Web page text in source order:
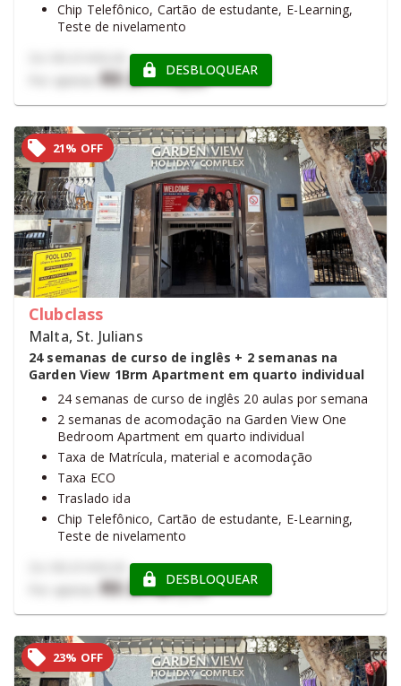
Chip Telefônico, Cartão de estudante, E-Learning,
Teste de nivelamento
Conclusão Oxford e Prática online Oxford - E-
learningR$ 21.714,33DESBLOQUEAR
21% OFF
Clubclass
Malta, St. Julians
24 semanas de curso de inglês + 2 semanas na
Garden View 1Brm Apartment em quarto individual
24 semanas de curso de inglês 20 aulas por semana
2 semanas de acomodação na Garden View One
Bedroom Apartment em quarto individual
Taxa de Matrícula, material e acomodação
Taxa ECO
Traslado ida
Chip Telefônico, Cartão de estudante, E-Learning,
Teste de nivelamento
Conclusão Oxford e Prática online Oxford - E-
learningR$ 21.457,75DESBLOQUEAR
23% OFF